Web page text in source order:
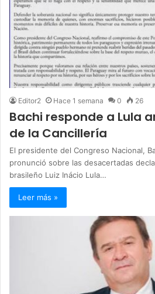
Editor2 Hace 1 semana 0 26
Bachi responde a Lula
de la Cancillería
El presidente del Congreso Nacional,
pronunció sobre las desacertadas
brasileño Luiz Inácio Lula…
Leer más »